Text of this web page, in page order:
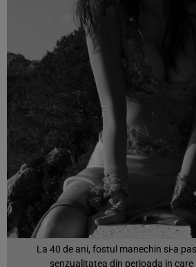
La 40 de ani, fostul manechin si-a
senzualitatea din perioada in